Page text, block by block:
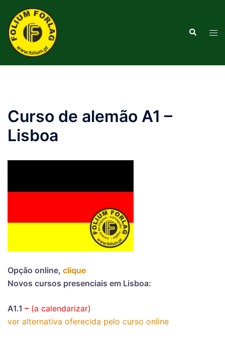
para
conteúdo
Pesquisar
Curso de alemão A1 –
Lisboa
Opção online, clique
Novos cursos presenciais em Lisboa:
A1.1 – (a calendarizar)
ver alternativa oferecida pelo curso online